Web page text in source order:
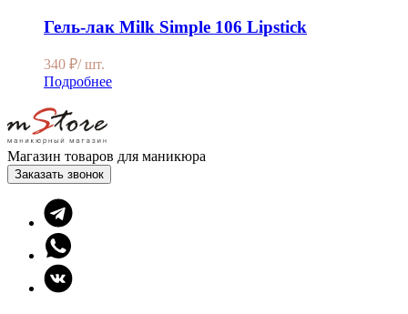
Гель-лак Milk Simple 106 Lipstick
340 ₽/ шт.
Подробнее
Магазин товаров для маникюра
Заказать звонок